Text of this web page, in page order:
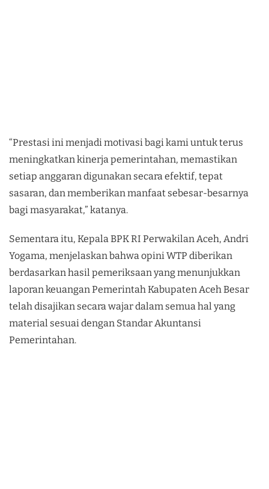
“Prestasi ini menjadi motivasi bagi kami untuk terus
meningkatkan kinerja pemerintahan, memastikan
setiap anggaran digunakan secara efektif, tepat
sasaran, dan memberikan manfaat sebesar-besarnya
bagi masyarakat,” katanya.
Sementara itu, Kepala BPK RI Perwakilan Aceh, Andri
Yogama, menjelaskan bahwa opini WTP diberikan
berdasarkan hasil pemeriksaan yang menunjukkan
laporan keuangan Pemerintah Kabupaten Aceh Besar
telah disajikan secara wajar dalam semua hal yang
material sesuai dengan Standar Akuntansi
Pemerintahan.